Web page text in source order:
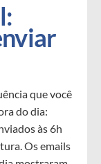
que você
do dia:
às 6h
Os emails